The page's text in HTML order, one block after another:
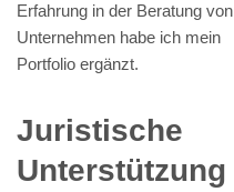
Erfahrung in der Beratung von
Unternehmen habe ich mein
Portfolio ergänzt.
Juristische
Unterstützung